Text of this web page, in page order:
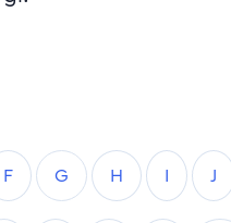
F G H I J